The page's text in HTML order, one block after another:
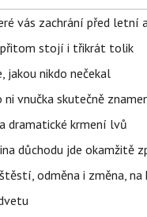
vás zachrání před letní
přitom stojí i třikrát tolik
jakou nikdo nečekal
vnučka skutečně
dramatické krmení lvů
důchodu jde okamžitě
odměna i změna,